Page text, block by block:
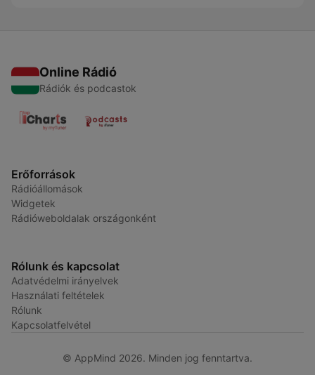
Online Rádió
Rádiók és podcastok
Erőforrások
Rádióállomások
Widgetek
Rádióweboldalak országonként
Rólunk és kapcsolat
Adatvédelmi irányelvek
Használati feltételek
Rólunk
Kapcsolatfelvétel
© AppMind 2026. Minden jog fenntartva.